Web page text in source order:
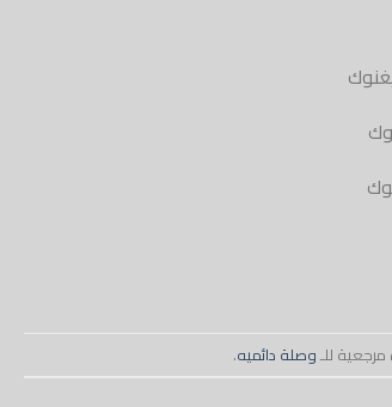
للـوصلة دائميه.